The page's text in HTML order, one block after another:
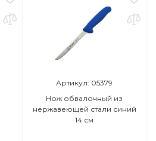
Артикул: 05379
Нож обвалочный из
нержавеющей стали синий
14 см